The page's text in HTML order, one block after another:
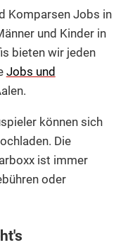
Komparsen Jobs in
und Kinder in
bieten wir jeden
Jobs und
können sich
Die
ist immer
oder